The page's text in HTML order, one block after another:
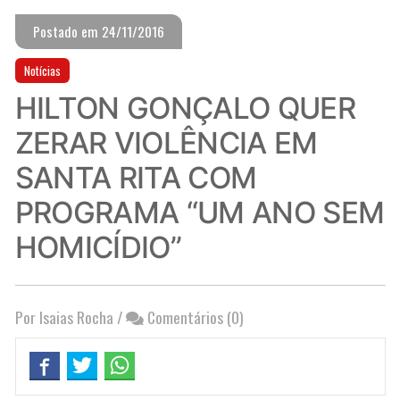
Postado em 24/11/2016
Notícias
HILTON GONÇALO QUER
ZERAR VIOLÊNCIA EM
SANTA RITA COM
PROGRAMA “UM ANO SEM
HOMICÍDIO”
Por Isaias Rocha / Comentários (0)